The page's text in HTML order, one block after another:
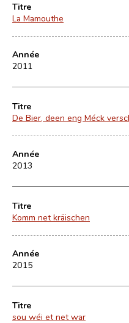
Titre
La Mamouthe
Année
2011
Titre
De Bier, deen eng Méck
Année
2013
Titre
Komm net kräischen
Année
2015
Titre
sou wéi et net war